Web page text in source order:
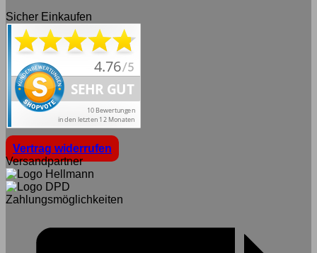
Sicher Einkaufen
Vertrag widerrufen
Versandpartner
Zahlungsmöglichkeiten